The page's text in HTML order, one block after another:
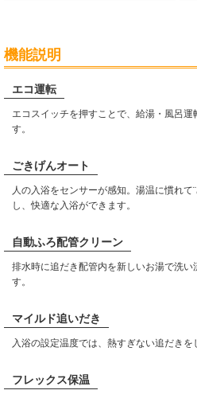
機能説明
エコ運転
エコスイッチを押すことで、給湯・風呂
す。
ごきげんオート
人の入浴をセンサーが感知。湯温に慣れて
し、快適な入浴ができます。
自動ふろ配管クリーン
排水時に追だき配管内を新しいお湯で洗い
す。
マイルド追いだき
入浴の設定温度では、熱すぎない追だきを
フレックス保温